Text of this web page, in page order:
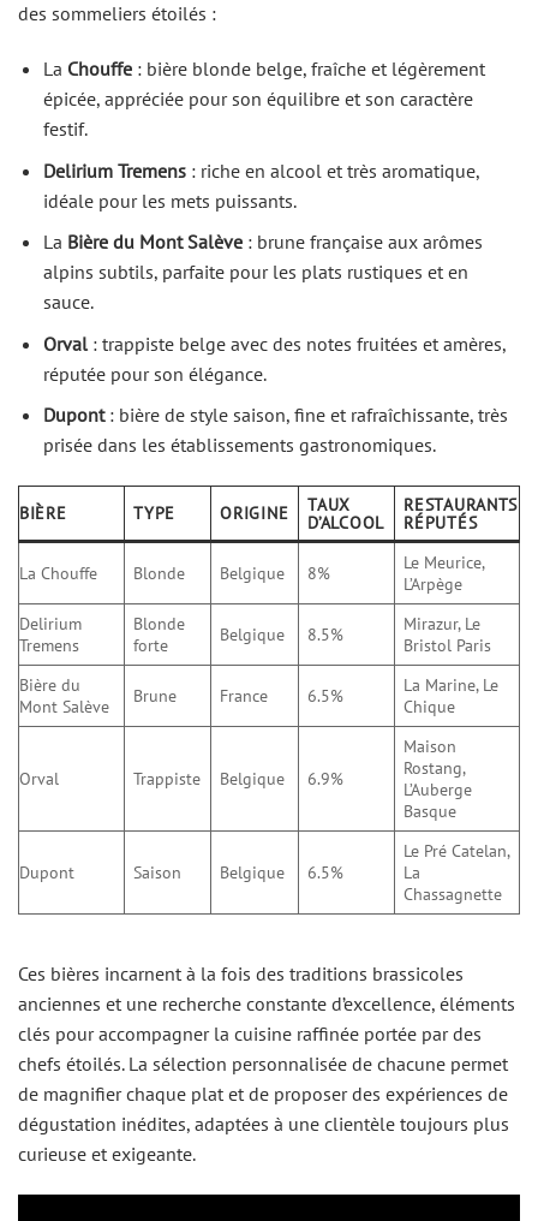
des sommeliers étoilés :
La Chouffe: bière blonde belge, fraîche et légèrement
épicée, appréciée pour son équilibre et son caractère
festif.
Delirium Tremens: riche en alcool et très aromatique,
idéale pour les mets puissants.
La Bière du Mont Salève: brune française aux arômes
alpins subtils, parfaite pour les plats rustiques et en
sauce.
Orval: trappiste belge avec des notes fruitées et amères,
réputée pour son élégance.
Dupont: bière de style saison, fine et rafraîchissante, très
prisée dans les établissements gastronomiques.
BIÈRE TYPE ORIGINE TAUX
D’ALCOOL
RESTAURANTS
RÉPUTÉS
La Chouffe Blonde Belgique 8%
Le Meurice,
L’Arpège
Delirium
Tremens
Blonde
forte
Belgique 8.5%
Mirazur, Le
Bristol Paris
Bière du
Mont Salève
Brune France 6.5%
La Marine, Le
Chique
Orval Trappiste Belgique 6.9%
Maison
Rostang,
L’Auberge
Basque
Dupont Saison Belgique 6.5%
Le Pré Catelan,
La
Chassagnette
Ces bières incarnent à la fois des traditions brassicoles
anciennes et une recherche constante d’excellence, éléments
clés pour accompagner la cuisine raffinée portée par des
chefs étoilés. La sélection personnalisée de chacune permet
de magnifier chaque plat et de proposer des expériences de
dégustation inédites, adaptées à une clientèle toujours plus
curieuse et exigeante.